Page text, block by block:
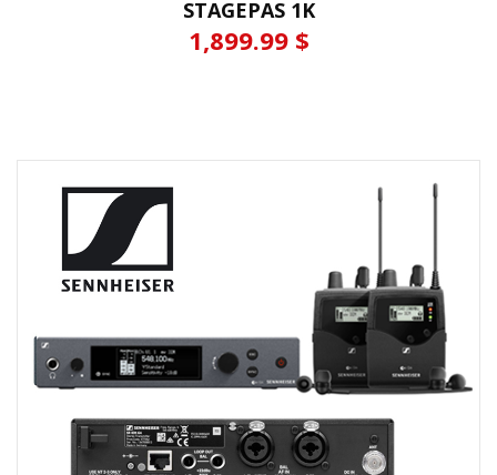
STAGEPAS 1K
1,899.99 $